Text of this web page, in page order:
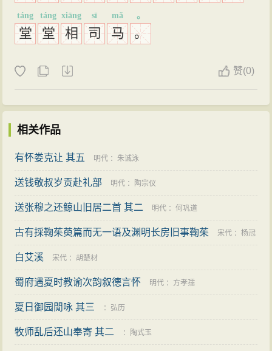
堂
táng
堂
táng
相
xiāng
司
sī
马
mǎ
。
。
赞(0)
相关作品
有怀娄克让 其五 明代 ：朱诚泳
送钱敬叔岁贡赴礼部 明代 ： 陶宗仪
送张穆之还鲸山旧居二首 其二 明代 ：何巩道
古有採鞠茱萸篇而无一语及渊明长房旧事鞠茱 宋代 ：杨冠
卿
白艾溪 宋代 ：胡楚材
蜀府遇夏时教谕次韵叙德言怀 明代 ： 方孝孺
夏日御园閒咏 其三 ： 弘历
牧师乱后还山奉寄 其二 ： 陶式玉